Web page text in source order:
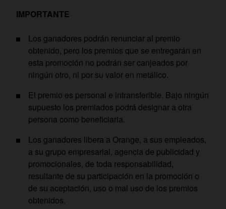
IMPORTANTE
Los ganadores podrán renunciar al premio
obtenido, pero los premios que se entregarán en
esta promoción no podrán ser canjeados por
ningún otro, ni por su valor en metálico.
El premio es personal e intransferible. Bajo ningún
supuesto los premiados podrá designar a otra
persona como beneficiaria.
Los ganadores libera a Orange, a sus empleados,
a su grupo empresarial, agencia de publicidad y
promocionales, de toda responsabilidad,
resultante de su participación en la promoción o
de su aceptación, uso o mal uso de los premios
obtenidos.